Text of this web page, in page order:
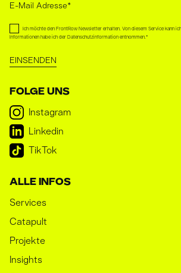
E-Mail Adresse*
Ich möchte den FrontRow Newsletter erhalten. Von diesem Service kann
Informationen habe ich der Datenschutzinformation entnommen.*
FOLGE UNS
Instagram
Linkedin
TikTok
ALLE INFOS
Services
Catapult
Projekte
Insights